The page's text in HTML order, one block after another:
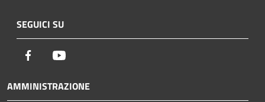
SEGUICI SU
Facebook
AMMINISTRAZIONE